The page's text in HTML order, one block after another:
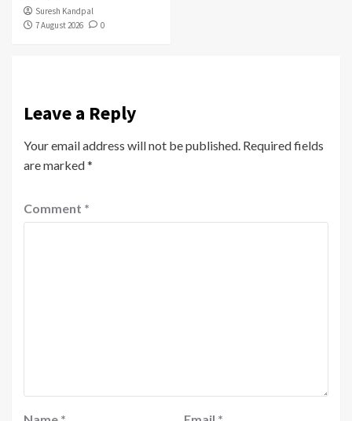
Suresh Kandpal
7 August 2026
0
Leave a Reply
Your email address will not be published. Required fields
are marked*
Comment *